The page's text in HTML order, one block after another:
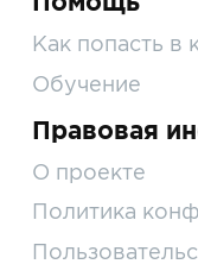
Как попасть в
Обучение
Правовая
О проекте
Политика